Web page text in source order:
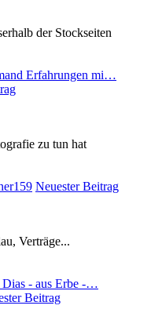
der Stockseiten
Erfahrungen mi…
zu tun hat
Neuester Beitrag
Verträge...
Dias - aus Erbe -…
Beitrag